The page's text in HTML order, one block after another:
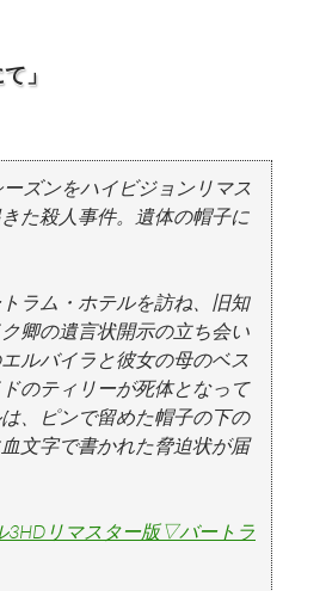
」
ズンをハイビジョンリマス
た殺人事件。遺体の帽子に
ラム・ホテルを訪ね、旧知
卿の遺言状開示の立ち会い
ルバイラと彼女の母のベス
のティリーが死体となって
、ピンで留めた帽子の下の
文字で書かれた脅迫状が届
3HDリマスター版▽バートラ